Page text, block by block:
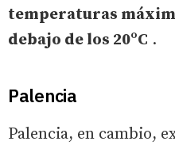
temperaturas
debajo de los 20ºC .
Palencia
Palencia, en cambio,